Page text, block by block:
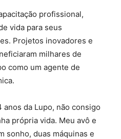
profissional,
vida para seus
Projetos inovadores e
milhares de
como um agente de
anos da Lupo, não consigo
própria vida. Meu avô e
sonho, duas máquinas e